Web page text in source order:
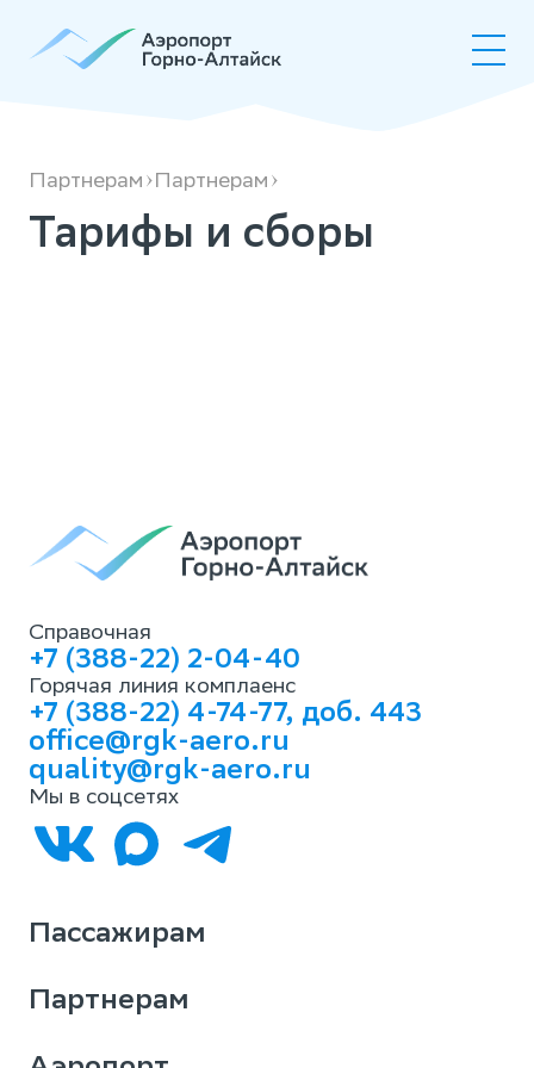
Тарифы
и сборы
Партнерам Партнерам
Тарифы и сборы
Справочная
+7 (388-22) 2-04-40
Горячая линия комплаенс
+7 (388-22) 4-74-77, доб. 443
office@rgk-aero.ru
quality@rgk-aero.ru
Мы в соцсетях
Пассажирам
Партнерам